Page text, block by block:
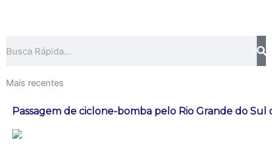
Mais recentes
Passagem de ciclone-bomba pelo Rio Grande do